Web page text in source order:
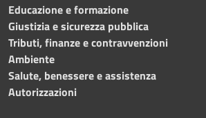
Educazione e formazione
Giustizia e sicurezza pubblica
Tributi, finanze e contravvenzioni
Ambiente
Salute, benessere e assistenza
Autorizzazioni